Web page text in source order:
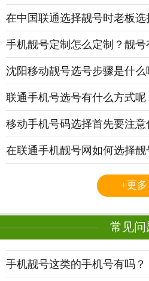
在中国联通选择靓号时老板选
手机靓号定制怎么定制？靓号
沈阳移动靓号选号步骤是什么
联通手机号选号有什么方式呢
移动手机号码选择首先要注
在联通手机靓号网如何选择靓
+更多
常见问
手机靓号这类的手机号有吗？